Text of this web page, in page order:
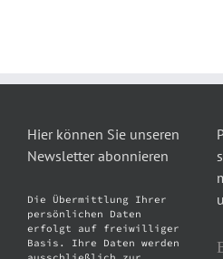
Hier können Sie unseren
Newsletter abonnieren
Die Übermittlung Ihrer
persönlichen Daten
erfolgt auf freiwilliger
Basis. Ihre Daten werden